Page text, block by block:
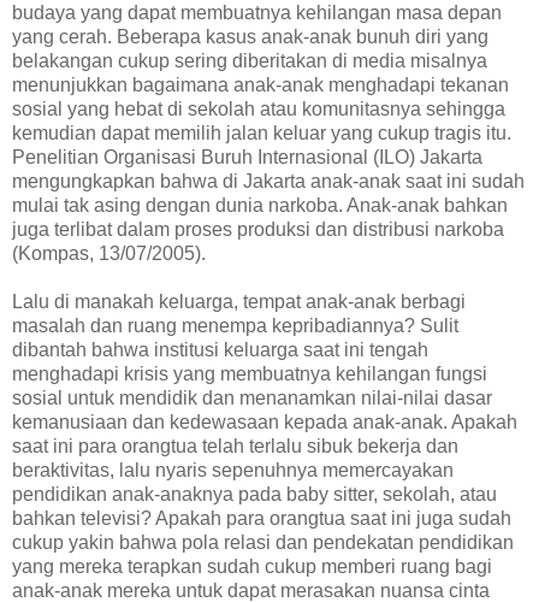
budaya yang dapat membuatnya kehilangan masa depan
yang cerah.‭ ‬Beberapa kasus anak-anak bunuh diri yang
belakangan cukup sering diberitakan di media misalnya
menunjukkan bagaimana anak-anak menghadapi tekanan
sosial yang hebat di sekolah atau komunitasnya sehingga
kemudian dapat memilih jalan keluar yang cukup tragis itu.‭
‬Penelitian Organisasi Buruh Internasional‭ (‬ILO‭) ‬Jakarta
mengungkapkan bahwa di Jakarta anak-anak saat ini sudah
mulai tak asing dengan dunia narkoba.‭ ‬Anak-anak bahkan
juga terlibat dalam proses produksi dan distribusi narkoba‭
(‬Kompas,‭ ‬13/07/2005‭)‬.
Lalu di manakah keluarga,‭ ‬tempat anak-anak berbagi
masalah dan ruang menempa kepribadiannya‭? ‬Sulit
dibantah bahwa institusi keluarga saat ini tengah
menghadapi krisis yang membuatnya kehilangan fungsi
sosial untuk mendidik dan menanamkan nilai-nilai dasar
kemanusiaan dan kedewasaan kepada anak-anak.‭ ‬Apakah
saat ini para orangtua telah terlalu sibuk bekerja dan
beraktivitas,‭ ‬lalu nyaris sepenuhnya memercayakan
pendidikan anak-anaknya pada‭ ‬baby sitter,‭ ‬sekolah,‭ ‬atau
bahkan televisi‭? ‬Apakah para orangtua saat ini juga sudah
cukup yakin bahwa pola relasi dan pendekatan pendidikan
yang mereka terapkan sudah cukup memberi ruang bagi
anak-anak mereka untuk dapat merasakan nuansa cinta